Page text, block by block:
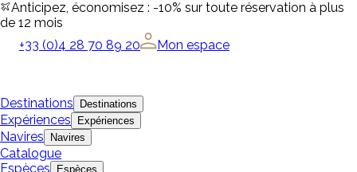
Anticipez, économisez : -10% sur toute réservation à plus
de 12 mois
+33 (0)4 28 70 89 20
Mon espace
Destinations Destinations
Expériences Expériences
Navires Navires
Catalogue
Espèces
Espèces